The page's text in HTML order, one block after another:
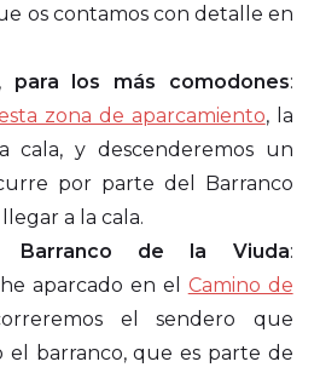
os contamos con detalle en
para los más comodones:
zona de aparcamiento, la
cala, y descenderemos un
por parte del Barranco
a la cala.
Barranco de la Viuda:
aparcado en el Camino de
el sendero que
barranco, que es parte de